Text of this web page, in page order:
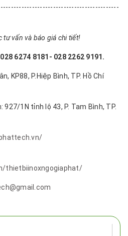
tư vấn và báo giá chi tiết!
6274 8181- 028 2262 9191.
KP88, P.Hiệp Bình, TP. Hồ Chí
927/1N tỉnh lộ 43, P. Tam Bình, TP.
thietbiinoxngogiaphat/